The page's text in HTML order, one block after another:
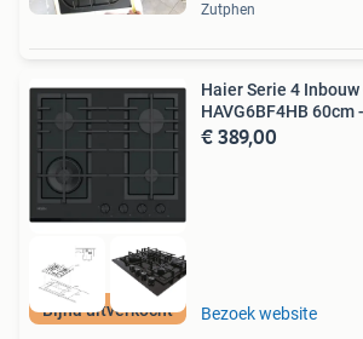
Zutphen
Bijna uitverkocht
Haier Serie 4
HAVG6BF4HB 60cm
€ 389,00
Bezoek website